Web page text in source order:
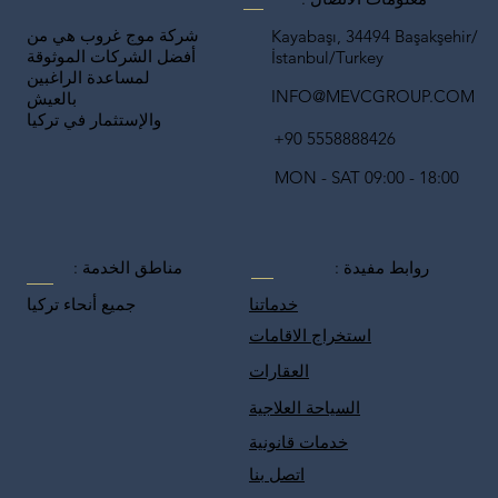
شركة موج غروب هي من
أفضل الشركات الموثوقة
لمساعدة الراغبين
بالعيش
والإستثمار في تركيا
Kayabaşı, 34494 Başakşehir/
İstanbul/Turkey
+90 5558888426
INFO@MEVCGROUP.COM
MON - SAT 09:00 - 18:00
مناطق الخدمة :
جميع أنحاء تركيا
روابط مفيدة :
خدماتنا
استخراج الاقامات
العقارات
السياحة العلاجية
خدمات قانونية
اتصل بنا